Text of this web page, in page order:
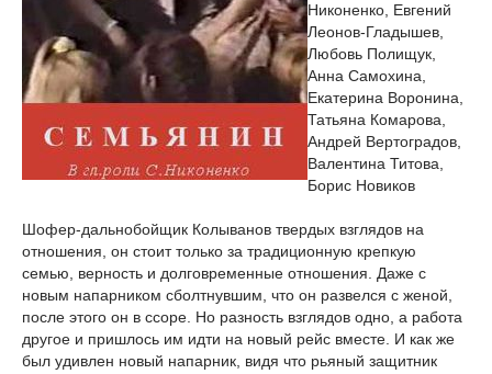
Никоненко, Евгений
Леонов-Гладышев,
Любовь Полищук,
Анна Самохина,
Екатерина Воронина,
Татьяна Комарова,
Андрей Вертоградов,
Валентина Титова,
Борис Новиков
Шофер-дальнобойщик Колыванов твердых взглядов на
отношения, он стоит только за традиционную крепкую
семью, верность и долговременные отношения. Даже с
новым напарником сболтнувшим, что он развелся с женой,
после этого он в ссоре. Но разность взглядов одно, а работа
другое и пришлось им идти на новый рейс вместе. И как же
был удивлен новый напарник, видя что рьяный защитник